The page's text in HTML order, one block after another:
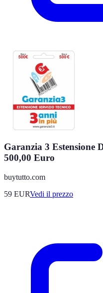
Garanzia 3 Estensione
500,00 Euro
buytutto.com
59 EURVedi il prezzo